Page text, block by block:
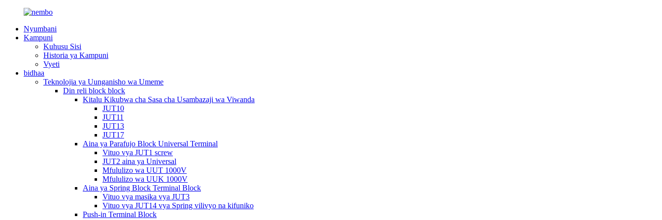
Nyumbani
Kampuni
Kuhusu Sisi
Historia ya Kampuni
Vyeti
bidhaa
Teknolojia ya Uunganisho wa Umeme
Din reli block block
Kitalu Kikubwa cha Sasa cha Usambazaji wa Viwanda
JUT10
JUT11
JUT13
JUT17
Aina ya Parafujo Block Universal Terminal
Vituo vya JUT1 screw
JUT2 aina ya Universal
Mfululizo wa UUT 1000V
Mfululizo wa UUK 1000V
Aina ya Spring Block Terminal Block
Vituo vya masika vya JUT3
Vituo vya JUT14 vya Spring vilivyo na kifuniko
Push-in Terminal Block